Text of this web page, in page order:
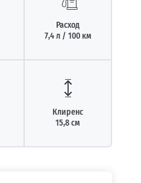
Расход
7,4 л / 100 км
Клиренс
15,8 см